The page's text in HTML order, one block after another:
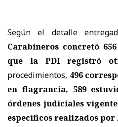
Según el detalle
Carabineros concretó
que la PDI registró
procedimientos, 496
en flagrancia, 589
órdenes judiciales
específicos realizados